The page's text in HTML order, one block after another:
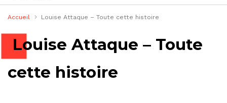
Accueil Louise Attaque – Toute cette histoire
Louise Attaque – Toute
cette histoire